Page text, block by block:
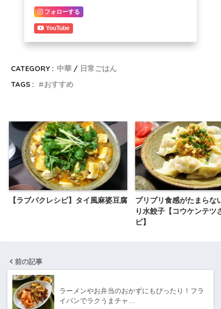
フォローする
YouTube
CATEGORY : 中華
日常ごはん
TAGS :
おすすめ
【ラブパクレシピ】タイ風麻婆豆腐
プリプリ食感がたまらな
り水餃子【コウケンテツ
ピ】
前の記事
ラーメンやお弁当のおかずにもぴったり！フラ
イパンでラクうまチャ…